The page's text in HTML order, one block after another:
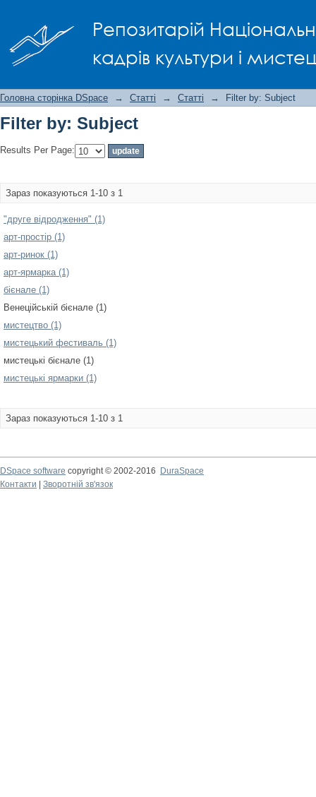
Репозитарій
кадрів культури і
Головна сторінка DSpace → Статті → Статті → Filter by: Subject
Filter by: Subject
Results Per Page:
Зараз показуються 1-10 з 1
"друге відродження" (1)
арт-простір (1)
арт-ринок (1)
арт-ярмарка (1)
бієнале (1)
Венеційській бієнале (1)
мистецтво (1)
мистецький фестиваль (1)
мистецькі бієнале (1)
мистецькі ярмарки (1)
Зараз показуються 1-10 з 1
DSpace software copyright © 2002-2016
DuraSpace
Контакти
Зворотній зв'язок